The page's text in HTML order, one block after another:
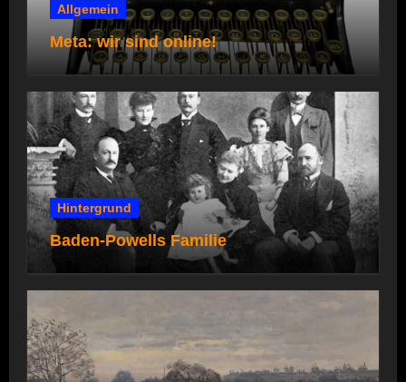
Allgemein
Meta: wir sind online!
Hintergrund
Baden-Powells Familie